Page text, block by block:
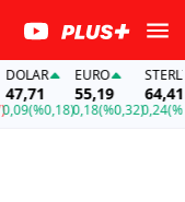
(%0,18)
EURO
55,19
0,18(%0,32)
STERLIN
64,41
0,24